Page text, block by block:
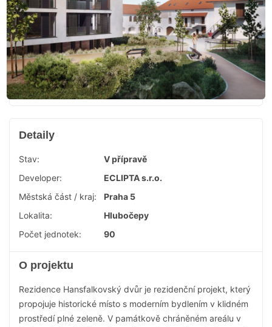
Detaily
Stav:
V přípravě
Developer:
ECLIPTA s.r.o.
Městská část / kraj:
Praha 5
Lokalita:
Hlubočepy
Počet jednotek:
90
O projektu
Rezidence Hansfalkovský dvůr je rezidenční projekt, který
propojuje historické místo s moderním bydlením v klidném
prostředí plné zeleně. V památkově chráněném areálu v